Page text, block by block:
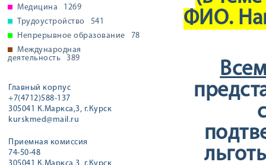
Медицина
1269
Трудоустройство
541
Непрерывное образование
78
Международная
деятельность
389
Главный корпус
+7(4712)588-137
305041 К.Маркса,3, г.Курск
kurskmed@mail.ru
Приемная комиссия
74-50-48
ФИО.